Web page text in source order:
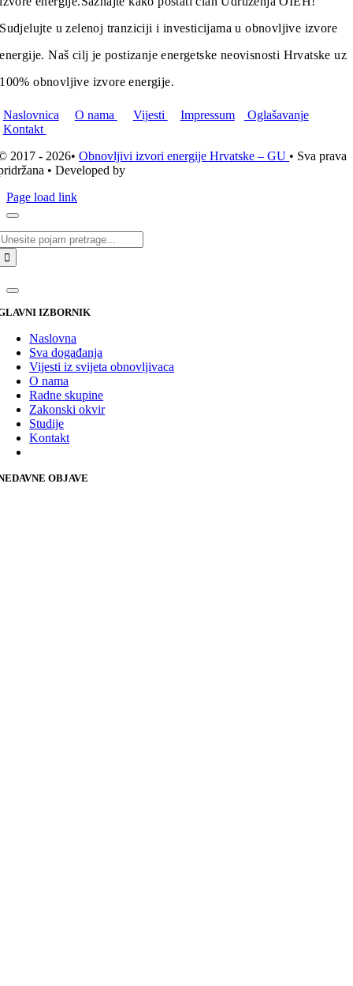
Sudjelujte u zelenoj tranziciji i investicijama u obnovljive izvore
energije. Naš cilj je postizanje energetske neovisnosti Hrvatske uz
100% obnovljive izvore energije.
Naslovnica O nama Vijesti Impressum
Oglašavanje
Kontakt
2017 - 2026•Obnovljivi izvori energije Hrvatske – GU • Sva prava
• Developed by
Page load link
IZBORNIK
Naslovna
Sva događanja
Vijesti iz svijeta obnovljivaca
O nama
Radne skupine
Zakonski okvir
Studije
Kontakt
OBJAVE